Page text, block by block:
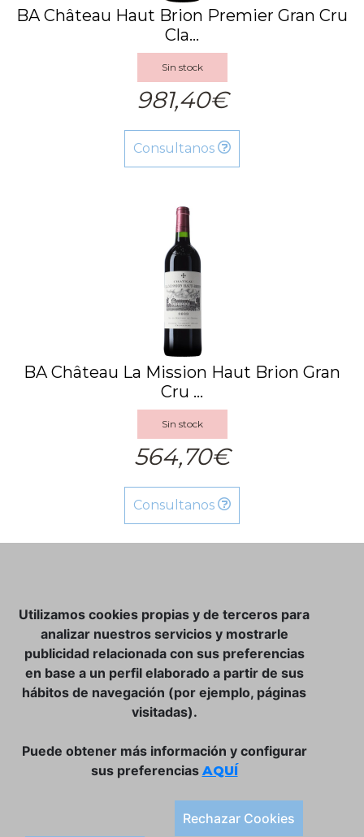
BA Château Haut Brion Premier Gran Cru
Cla...
Sin stock
981,40€
Consultanos
BA Château La Mission Haut Brion Gran
Cru ...
Sin stock
564,70€
Consultanos
CLUB VINATER
CONTACTO
TIENDA ONLINE:
Plaça de la Llibertat, 22, 07760 Ciutadella
Tlf. 971 93 78 75
Utilizamos cookies propias y de terceros para
analizar nuestros servicios y mostrarle
publicidad relacionada con sus preferencias
en base a un perfil elaborado a partir de sus
hábitos de navegación (por ejemplo, páginas
visitadas).
Puede obtener más información y configurar
sus preferencias AQUÍ
Rechazar Cookies